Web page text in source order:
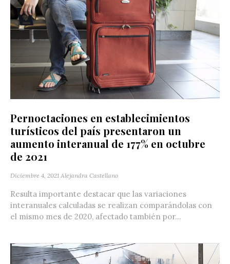
Pernoctaciones en establecimientos
turísticos del país presentaron un
aumento interanual de 177% en octubre
de 2021
Diciembre 4, 2021 Alejandra Castellano
Resulta importante destacar que las variaciones
interanuales calculadas se realizan comparándolas con
el mismo mes de 2020, afectado también por...